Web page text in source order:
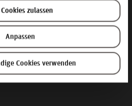
zulassen
Anpassen
Cookies verwenden